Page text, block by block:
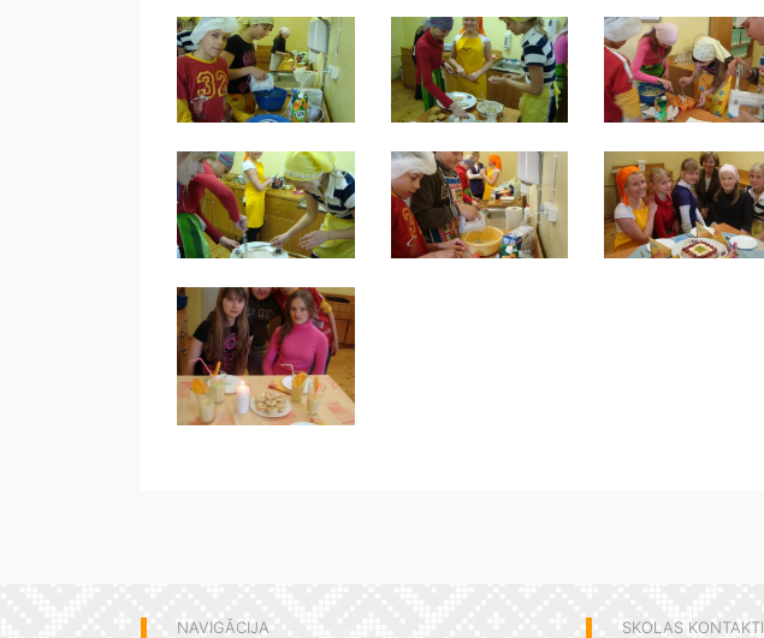
NAVIGĀCIJA SKOLAS KONTAKTI